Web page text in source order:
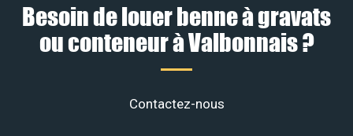
Besoin de louer benne à gravats
ou conteneur à Valbonnais ?
Contactez-nous